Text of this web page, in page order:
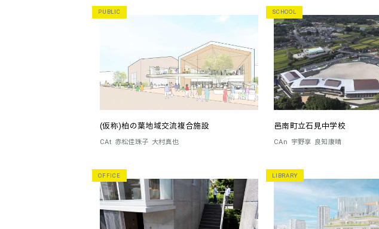
PUBLIC
(仮称)柏の葉地域交流複合施設
CAt 赤松佳珠子 大村真也
SCHOOL
邑南町立石見中学校
CAn 宇野享 良知康晴
OFFICE LIBRARY